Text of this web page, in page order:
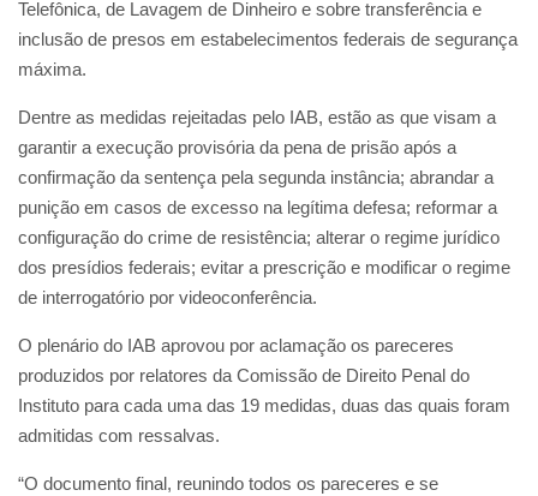
Telefônica, de Lavagem de Dinheiro e sobre transferência e
inclusão de presos em estabelecimentos federais de segurança
máxima.
Dentre as medidas rejeitadas pelo IAB, estão as que visam a
garantir a execução provisória da pena de prisão após a
confirmação da sentença pela segunda instância; abrandar a
punição em casos de excesso na legítima defesa; reformar a
configuração do crime de resistência; alterar o regime jurídico
dos presídios federais; evitar a prescrição e modificar o regime
de interrogatório por videoconferência.
O plenário do IAB aprovou por aclamação os pareceres
produzidos por relatores da Comissão de Direito Penal do
Instituto para cada uma das 19 medidas, duas das quais foram
admitidas com ressalvas.
“O documento final, reunindo todos os pareceres e se